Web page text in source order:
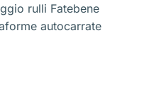
rulli Fatebene
autocarrate